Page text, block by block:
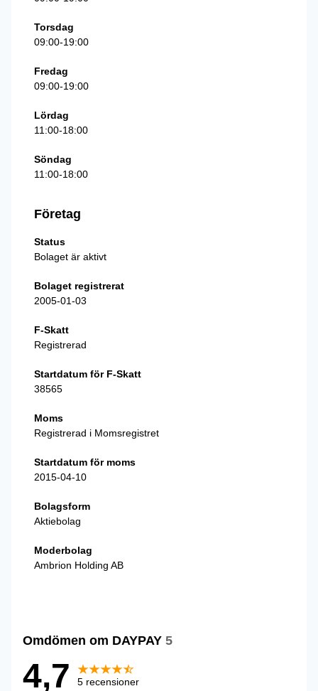
Torsdag
09:00-19:00
Fredag
09:00-19:00
Lördag
11:00-18:00
Söndag
11:00-18:00
Företag
Status
Bolaget är aktivt
Bolaget registrerat
2005-01-03
F-Skatt
Registrerad
Startdatum för F-Skatt
38565
Moms
Registrerad i Momsregistret
Startdatum för moms
2015-04-10
Bolagsform
Aktiebolag
Moderbolag
Ambrion Holding AB
Omdömen om DAYPAY 5
4,7 5 recensioner